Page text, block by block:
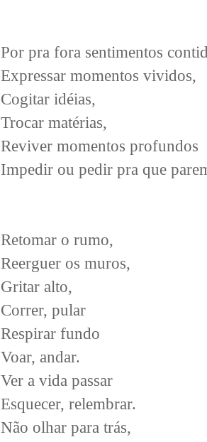
Por pra fora sentimentos
Expressar momentos vividos,
Cogitar idéias,
Trocar matérias,
Reviver momentos profundos
Impedir ou pedir pra que
Retomar o rumo,
Reerguer os muros,
Gritar alto,
Correr, pular
Respirar fundo
Voar, andar.
Ver a vida passar
Esquecer, relembrar.
Não olhar para trás,